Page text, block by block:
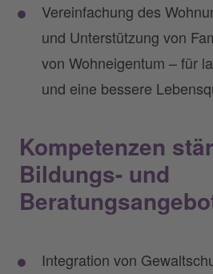
Vereinfachung des
und Unterstützung von
von Wohneigentum – für
und eine bessere
Kompetenzen
Bildungs- und
Integration von